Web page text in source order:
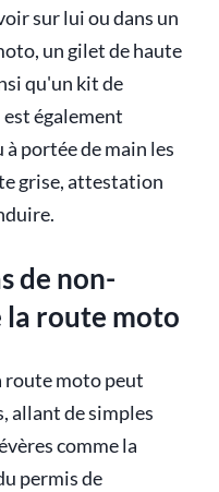
sur lui ou dans un
un gilet de haute
qu'un kit de
également
portée de main les
grise, attestation
de non-
la route moto
route moto peut
allant de simples
comme la
permis de